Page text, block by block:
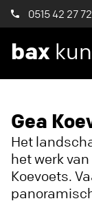
0515 42 27 72
bax
Gea
Het
het werk
Koevoets.